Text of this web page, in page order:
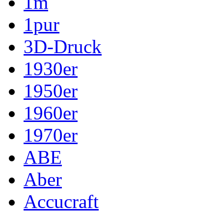
1pur
3D-Druck
1930er
1950er
1960er
1970er
ABE
Aber
Accucraft